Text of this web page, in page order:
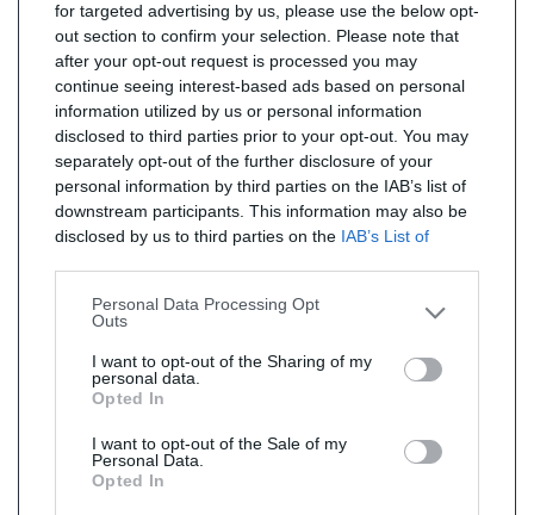
for targeted advertising by us, please use the below opt-
out section to confirm your selection. Please note that
after your opt-out request is processed you may
continue seeing interest-based ads based on personal
information utilized by us or personal information
disclosed to third parties prior to your opt-out. You may
separately opt-out of the further disclosure of your
personal information by third parties on the IAB’s list of
downstream participants. This information may also be
disclosed by us to third parties on the IAB’s List of
Personal Data Processing Opt
Outs
I want to opt-out of the Sharing of my
personal data.
Opted In
I want to opt-out of the Sale of my
Personal Data.
Opted In